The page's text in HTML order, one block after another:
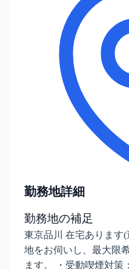
勤務地詳細
勤務地の補足
東京品川 在宅あります
地をお伺いし、最大限
ます。 ・受動喫煙対策